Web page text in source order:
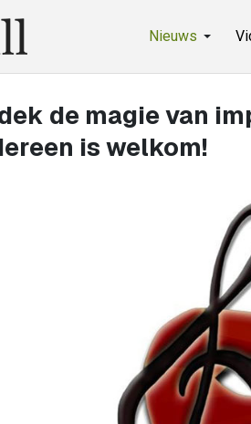
Nieuws
de magie van
is welkom!